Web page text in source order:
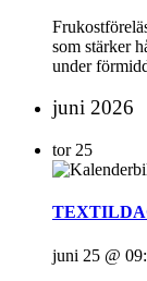
som stärker
under
juni 2026
tor 25
juni 25 @